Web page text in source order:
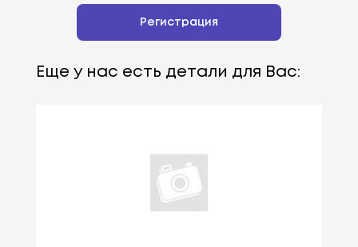
Регистрация
Еще у нас есть детали для Вас: